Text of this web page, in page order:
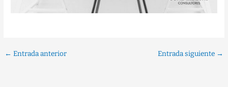
← Entrada anterior Entrada siguiente →